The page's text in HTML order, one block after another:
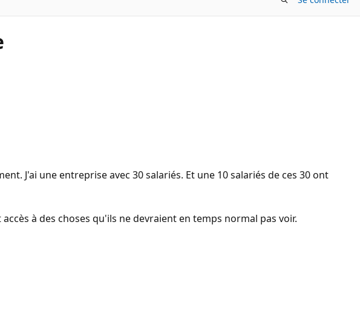
J'ai une entreprise avec 30 salariés. Et une 10 salariés de ces 30 ont
à des choses qu'ils ne devraient en temps normal pas voir.